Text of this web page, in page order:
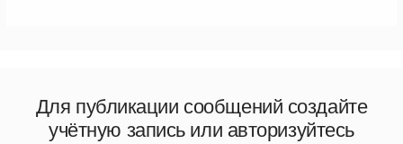
Для публикации сообщений создайте
учётную запись или авторизуйтесь